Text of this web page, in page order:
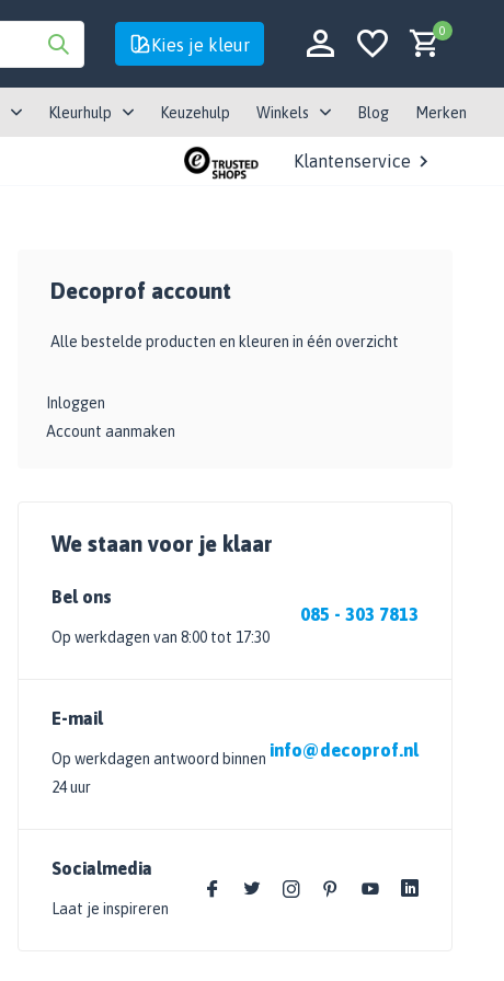
Kies je kleur
0
Kleurhulp Keuzehulp Winkels Blog Merken
Klantenservice
Decoprof account
Alle bestelde producten en kleuren in één overzicht
Inloggen
Account aanmaken
We staan voor je klaar
Bel ons
Op werkdagen van 8:00 tot 17:30
085 - 303 7813
E-mail
Op werkdagen antwoord binnen
24 uur
info@decoprof.nl
Socialmedia
Laat je inspireren